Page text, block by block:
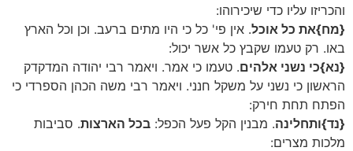
והכריזו עליו כדי שיכירוהו:
{מח}את כל אוכל. אין פי' כל כי היו מתים ברעב. וכן וכל הארץ
באו. רק טעמו שקבץ כל אשר יכול:
{נא}כי נשני אלהים. טעמו כי אמר. ויאמר רבי יהודה המדקדק
הראשון כי נשני על משקל חנני. ויאמר רבי משה הכהן הספרדי כי
הפתח תחת חירק:
{נד}ותחלינה. מבנין הקל פעל הכפל: בכל הארצות. סביבות
מלכות מצרים: